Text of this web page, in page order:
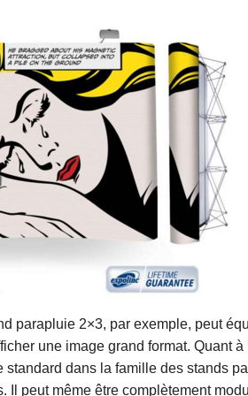
parapluie 2×3, par exemple, peut
une image grand format. Quant
standard dans la famille des stands
Il peut même être complètement